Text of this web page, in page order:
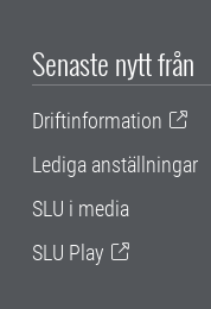
Senaste nytt från
Driftinformation
Lediga anställningar
SLU i media
SLU Play